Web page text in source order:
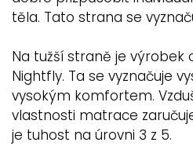
těla. Tato strana se
Na tužší straně je výrobek
Nightfly. Ta se vyznačuje
vysokým komfortem.
vlastnosti matrace
je tuhost na úrovni 3 z 5.